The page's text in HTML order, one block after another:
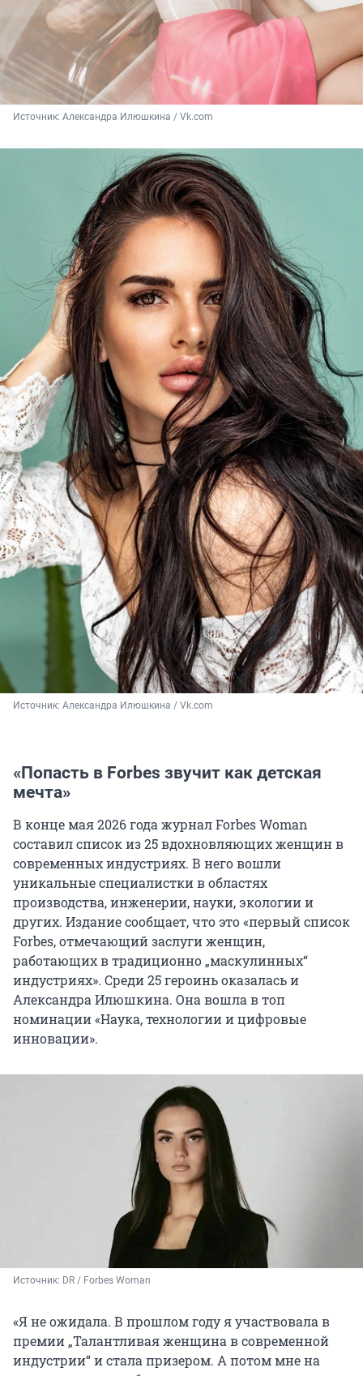
Источник: Александра Илюшкина / Vk.com
Источник: Александра Илюшкина / Vk.com
«Попасть в Forbes звучит как детская
мечта»
В конце мая 2026 года журнал Forbes Woman
составил список из 25 вдохновляющих женщин в
современных индустриях. В него вошли
уникальные специалистки в областях
производства, инженерии, науки, экологии и
других. Издание сообщает, что это «первый список
Forbes, отмечающий заслуги женщин,
работающих в традиционно „маскулинных“
индустриях». Среди 25 героинь оказалась и
Александра Илюшкина. Она вошла в топ
номинации «Наука, технологии и цифровые
инновации».
Источник: DR / Forbes Woman
«Я не ожидала. В прошлом году я участвовала в
премии „Талантливая женщина в современной
индустрии“ и стала призером. А потом мне на